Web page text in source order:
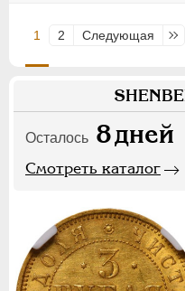
1 2 Следующая
Осталось 8дней
Смотреть каталог